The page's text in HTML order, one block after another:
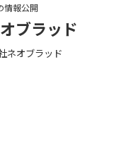
情報公開
ブラッド
ネオブラッド